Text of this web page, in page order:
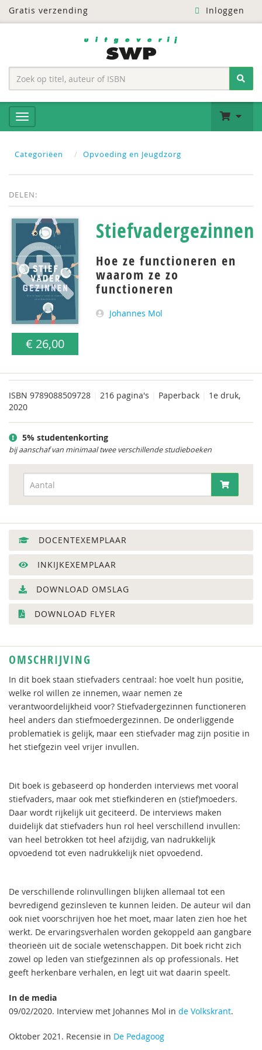
Gratis verzending Inloggen
Categoriëen Opvoeding en Jeugdzorg
DELEN:
€ 26,00
Stiefvadergezinnen
Hoe ze functioneren en
waarom ze zo
functioneren
Johannes Mol
ISBN 9789088509728 216 pagina's Paperback
1e druk,
2020
5% studentenkorting
bij aanschaf van minimaal twee verschillende studieboeken
DOCENTEXEMPLAAR
INKIJKEXEMPLAAR
DOWNLOAD OMSLAG
DOWNLOAD FLYER
OMSCHRIJVING
In dit boek staan stiefvaders centraal: hoe voelt hun positie,
welke rol willen ze innemen, waar nemen ze
verantwoordelijkheid voor? Stiefvadergezinnen functioneren
heel anders dan stiefmoedergezinnen. De onderliggende
problematiek is gelijk, maar een stiefvader mag zijn positie in
het stiefgezin veel vrijer invullen.
Dit boek is gebaseerd op honderden interviews met vooral
stiefvaders, maar ook met stiefkinderen en (stief)moeders.
Daar wordt rijkelijk uit geciteerd. De interviews maken
duidelijk dat stiefvaders hun rol heel verschillend invullen:
van heel betrokken tot heel afzijdig, van nadrukkelijk
opvoedend tot even nadrukkelijk niet opvoedend.
De verschillende rolinvullingen blijken allemaal tot een
bevredigend gezinsleven te kunnen leiden. De auteur wil dan
ook niet voorschrijven hoe het moet, maar laten zien hoe het
werkt. De ervaringsverhalen worden gekoppeld aan gangbare
theorieën uit de sociale wetenschappen. Dit boek richt zich
zowel op leden van stiefgezinnen als op professionals. Het
geeft herkenbare verhalen, en legt uit wat daarin speelt.
In de media
09/02/2020. Interview met Johannes Mol in de Volkskrant.
Oktober 2021. Recensie in De Pedagoog